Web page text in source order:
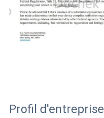
Profil d'entreprise